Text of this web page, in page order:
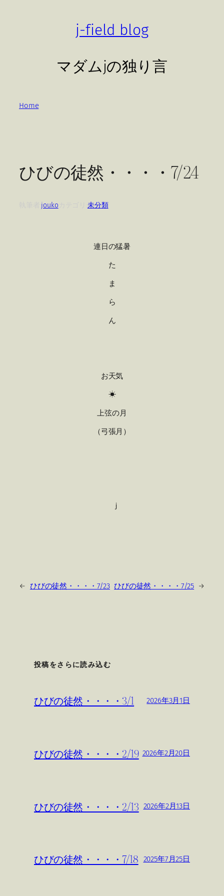
j-field blog
マダムjの独り言
Home
ひびの徒然・・・・7/24
jouko 未分類
連日の猛暑
た
ま
ら
ん
お天気
☀
上弦の月
（弓張月）
ｊ
← ひびの徒然・・・・7/23 ひびの徒然・・・・7/25 →
投稿をさらに読み込む
ひびの徒然・・・・3/1 2026年3月1日
ひびの徒然・・・・2/19 2026年2月20日
ひびの徒然・・・・2/13 2026年2月13日
ひびの徒然・・・・7/18 2025年7月25日